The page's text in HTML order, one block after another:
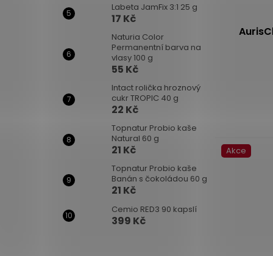
Labeta JamFix 3:1 25 g
17 Kč
Naturia Color
Permanentní barva na
vlasy 100 g
55 Kč
Intact rolička hroznový
cukr TROPIC 40 g
22 Kč
Topnatur Probio kaše
Natural 60 g
21 Kč
Topnatur Probio kaše
Banán s čokoládou 60 g
21 Kč
Cemio RED3 90 kapslí
399 Kč
5Akce